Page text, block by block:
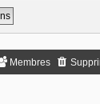
Membres